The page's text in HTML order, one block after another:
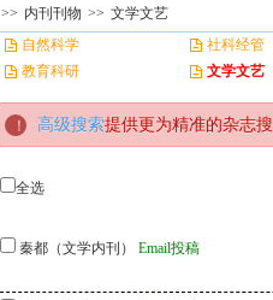
>> 内刊刊物 >> 文学文艺
自然科学
社科经管
教育科研
文学文艺
高级搜索提供更为精准的杂志
全选
秦都（文学内刊） Email投稿